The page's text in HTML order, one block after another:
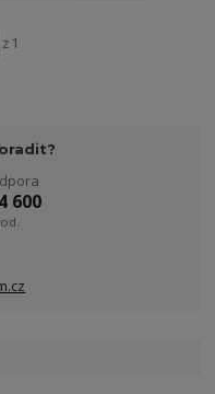
z 1
600